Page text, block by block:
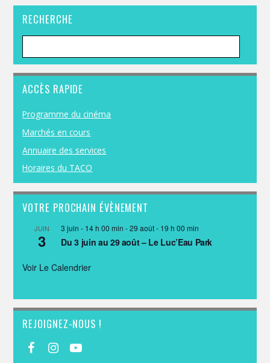
RECHERCHE
ACCÈS RAPIDE
Programme du cinéma
Marchés en cours
Annuaire des services
Horaires du TACO
VOTRE PROCHAIN ÉVÈNEMENT
JUIN
3
3 juin - 14 h 00 min -29 août - 19 h 00 min
Du 3 juin au 29 août – Le Luc’Eau Park
Voir Le Calendrier
REJOIGNEZ-NOUS !